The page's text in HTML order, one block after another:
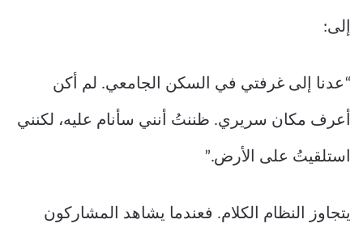
إلى:
“عدنا إلى غرفتي في السكن الجامعي. لم أكن
أعرف مكان سريري. ظننتُ أنني سأنام عليه، لكنني
استلقيتُ على الأرض.”
يتجاوز النظام الكلام. فعندما يشاهد المشاركون